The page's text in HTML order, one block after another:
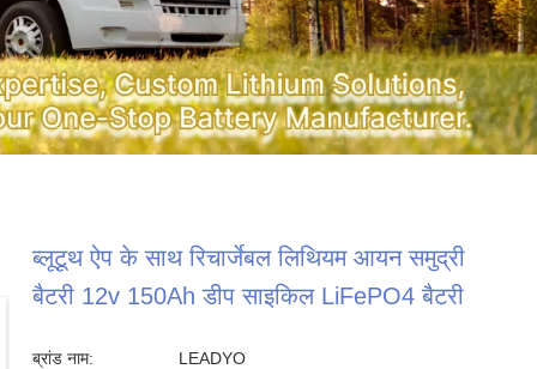
ब्लूटूथ ऐप के साथ रिचार्जेबल लिथियम आयन समुद्री
बैटरी 12v 150Ah डीप साइकिल LiFePO4 बैटरी
ब्रांड नाम: LEADYO